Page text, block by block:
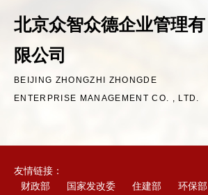
北京众智众德企业管理有
限公司
BEIJING ZHONGZHI ZHONGDE
ENTERPRISE MANAGEMENT CO. , LTD.
友情链接：
财政部
国家发改委 住建部 环保部